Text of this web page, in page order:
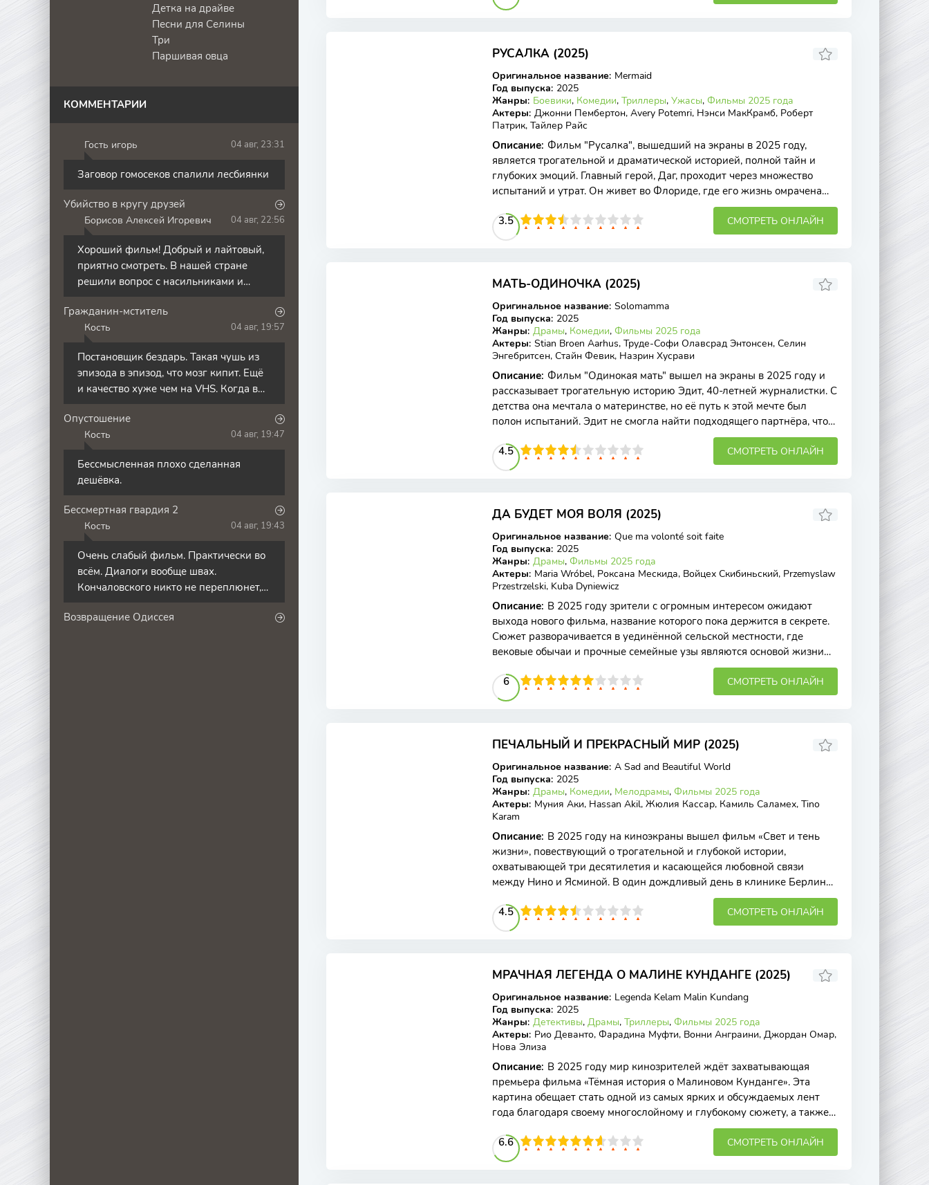
РУСАЛКА (2025)
Оригинальное название: Mermaid
Год выпуска: 2025
Жанры: Боевики, Комедии, Триллеры, Ужасы, Фильмы 2025 года
Актеры: Джонни Пембертон, Avery Potemri, Нэнси МакКрамб, Роберт
Патрик, Тайлер Райс
Описание: Фильм "Русалка", вышедший на экраны в 2025 году,
является трогательной и драматической историей, полной тайн и
глубоких эмоций. Главный герой, Даг, проходит через множество
испытаний и утрат. Он живет во Флориде, где его жизнь омрачена
3.5
4 5 6 7 8 9 10 СМОТРЕТЬ ОНЛАЙН
МАТЬ-ОДИНОЧКА (2025)
Оригинальное название: Solomamma
Год выпуска: 2025
Жанры: Драмы, Комедии, Фильмы 2025 года
Актеры: Stian Broen Aarhus, Труде-Софи Олавсрад Энтонсен, Селин
Энгебритсен, Стайн Февик, Назрин Хусрави
Описание: Фильм "Одинокая мать" вышел на экраны в 2025 году и
рассказывает трогательную историю Эдит, 40-летней журналистки. С
детства она мечтала о материнстве, но её путь к этой мечте был
полон испытаний. Эдит не смогла найти подходящего партнёра, что
4.5
4 5 6 7 8 9 10 СМОТРЕТЬ ОНЛАЙН
ДА БУДЕТ МОЯ ВОЛЯ (2025)
Оригинальное название: Que ma volonté soit faite
Год выпуска: 2025
Жанры: Драмы, Фильмы 2025 года
Актеры: Maria Wróbel, Роксана Мескида, Войцех Скибиньский, Przemyslaw
Przestrzelski, Kuba Dyniewicz
Описание: В 2025 году зрители с огромным интересом ожидают
выхода нового фильма, название которого пока держится в секрете.
Сюжет разворачивается в уединённой сельской местности, где
вековые обычаи и прочные семейные узы являются основой жизни
6
4 5 6 7 8 9 10 СМОТРЕТЬ ОНЛАЙН
ПЕЧАЛЬНЫЙ И ПРЕКРАСНЫЙ МИР (2025)
Оригинальное название: A Sad and Beautiful World
Год выпуска: 2025
Жанры: Драмы, Комедии, Мелодрамы, Фильмы 2025 года
Актеры: Муния Аки, Hassan Akil, Жюлия Кассар, Камиль Саламех, Tino
Karam
Описание: В 2025 году на киноэкраны вышел фильм «Свет и тень
жизни», повествующий о трогательной и глубокой истории,
охватывающей три десятилетия и касающейся любовной связи
между Нино и Ясминой. В один дождливый день в клинике Берлина
4.5
4 5 6 7 8 9 10 СМОТРЕТЬ ОНЛАЙН
МРАЧНАЯ ЛЕГЕНДА О МАЛИНЕ КУНДАНГЕ (2025)
Оригинальное название: Legenda Kelam Malin Kundang
Год выпуска: 2025
Жанры: Детективы, Драмы, Триллеры, Фильмы 2025 года
Актеры: Рио Деванто, Фарадина Муфти, Вонни Анграини, Джордан Омар,
Нова Элиза
Описание: В 2025 году мир кинозрителей ждёт захватывающая
премьера фильма «Тёмная история о Малиновом Кунданге». Эта
картина обещает стать одной из самых ярких и обсуждаемых лент
года благодаря своему многослойному и глубокому сюжету, а также
6.6
4 5 6 7 8 9 10 СМОТРЕТЬ ОНЛАЙН
Детка на драйве
Песни для Селины
Три
Паршивая овца
КОММЕНТАРИИ
Гость игорь 04 авг, 23:31
Заговор гомосеков спалили лесбиянки
Убийство в кругу друзей
Борисов Алексей Игоревич 04 авг, 22:56
Хороший фильм! Добрый и лайтовый,
приятно смотреть. В нашей стране
решили вопрос с насильниками и
сумасшедшим сбродом отправив их на
сво заманив
Гражданин-мститель
Кость 04 авг, 19:57
Постановщик бездарь. Такая чушь из
эпизода в эпизод, что мозг кипит. Ещё
и качество хуже чем на VHS. Когда в
домохозяйке проснулся сапермен-
нендзя,
Опустошение
Кость 04 авг, 19:47
Бессмысленная плохо сделанная
дешёвка.
Бессмертная гвардия 2
Кость 04 авг, 19:43
Очень слабый фильм. Практически во
всём. Диалоги вообще швах.
Кончаловского никто не переплюнет,
лишь он понимал как должно
выглядеть по-настоящему
Возвращение Одиссея